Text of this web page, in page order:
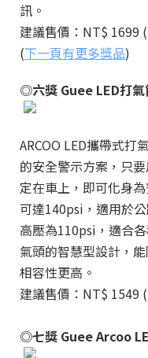
訊。
建議售價：NT$ 1699
(下一頁有更多獎品)
◎六獎 Guee LED打
ARCOO LED攜帶式打
的安全警示方案，只
定在車上，即可化身
可達140psi，適用於
高壓為110psi，適合
氣頭的智慧型設計，
相容性更高。
建議售價：NT$ 1549
◎七獎 Guee Arcoo